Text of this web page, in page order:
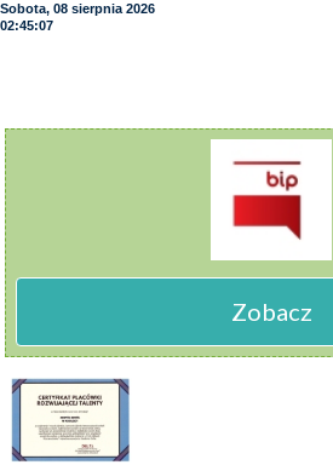
Zobacz
Sobota, 08 sierpnia 2026
02:45:08